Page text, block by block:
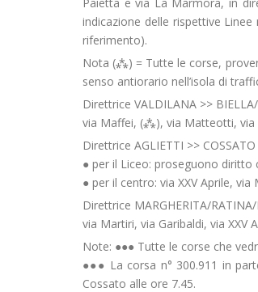
indicazione delle rispettive
riferimento).
Nota (⁂) = Tutte le corse,
senso antiorario nell’isola di
Direttrice VALDILANA >>
via Maffei, (⁂), via Matteotti, via
Direttrice AGLIETTI >>
● per il Liceo: proseguono diritto
● per il centro: via XXV Aprile,
Direttrice MARGHERITA/
via Martiri, via Garibaldi, via
Note: ●●● Tutte le corse che
●●● La corsa n° 300.911 in
Cossato alle ore 7.45.